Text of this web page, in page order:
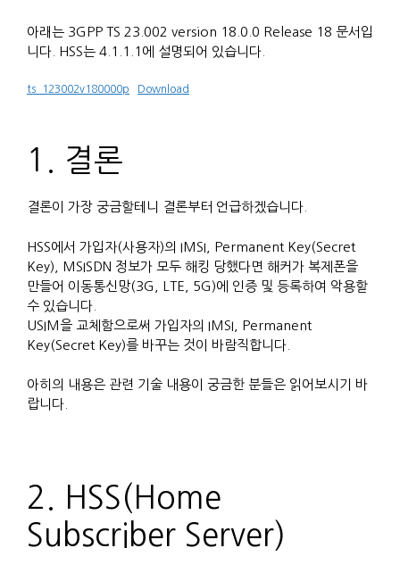
아래는 3GPP TS 23.002 version 18.0.0 Release 18 문서입
니다. HSS는 4.1.1.1에 설명되어 있습니다.
ts_123002v180000p Download
1. 결론
결론이 가장 궁금할테니 결론부터 언급하겠습니다.
HSS에서 가입자(사용자)의 IMSI, Permanent Key(Secret
Key), MSISDN 정보가 모두 해킹 당했다면 해커가 복제폰을
만들어 이동통신망(3G, LTE, 5G)에 인증 및 등록하여 악용할
수 있습니다.
USIM을 교체함으로써 가입자의 IMSI, Permanent
Key(Secret Key)를 바꾸는 것이 바람직합니다.
아히의 내용은 관련 기술 내용이 궁금한 분들은 읽어보시기 바
랍니다.
2. HSS(Home
Subscriber Server)